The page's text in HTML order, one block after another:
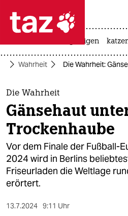
 taz zahl ich
taz zahl ich
themen
politik
öko
gesellschaft
kultur
sport
bergsteigen
Wahrheit Die Wahrheit:
Die Wahrheit
Gänsehaut
Trockenhaube
Vor dem Finale der Fußball-
2024 wird in Berlins
Friseurladen die Weltlage
erörtert.
13.7.2024 9:11 Uhr